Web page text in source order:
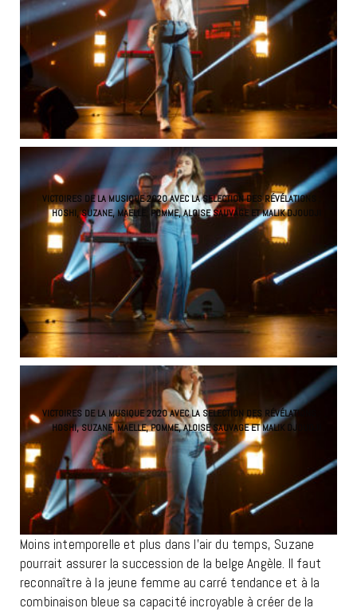
VICTOIRES DE LA MUSIQUE 2020 AVEC LA SELECTION DES RÉVÉLATIONS :
HOSHI, SUZANE, MAELLE, POMME, ALOISE SAUVAGE ET MALIK DJOUDJI
VICTOIRES DE LA MUSIQUE 2020 AVEC LA SELECTION DES RÉVÉLATIONS :
HOSHI, SUZANE, MAELLE, POMME, ALOISE SAUVAGE ET MALIK DJOUDJI
Moins intemporelle et plus dans l’air du temps, Suzane
pourrait assurer la succession de la belge Angèle. Il faut
reconnaître à la jeune femme au carré tendance et à la
combinaison bleue sa capacité incroyable à créer de la